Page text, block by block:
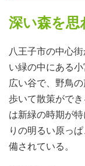
深い森を思
八王子市の中心
い緑の中にある
広い谷で、野鳥
歩いて散策がで
は新緑の時期が
りの明るい原っ
備されている。